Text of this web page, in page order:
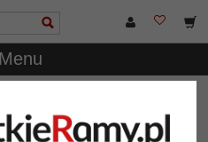
Menu
25x35 cm - 13x18 cm